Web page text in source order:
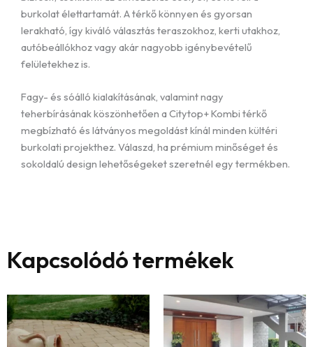
burkolat élettartamát. A térkő könnyen és gyorsan
lerakható, így kiváló választás teraszokhoz, kerti utakhoz,
autóbeállókhoz vagy akár nagyobb igénybevételű
felületekhez is.
Fagy- és sóálló kialakításának, valamint nagy
teherbírásának köszönhetően a Citytop+ Kombi térkő
megbízható és látványos megoldást kínál minden kültéri
burkolati projekthez. Válaszd, ha prémium minőséget és
sokoldalú design lehetőségeket szeretnél egy termékben.
Kapcsolódó termékek
a